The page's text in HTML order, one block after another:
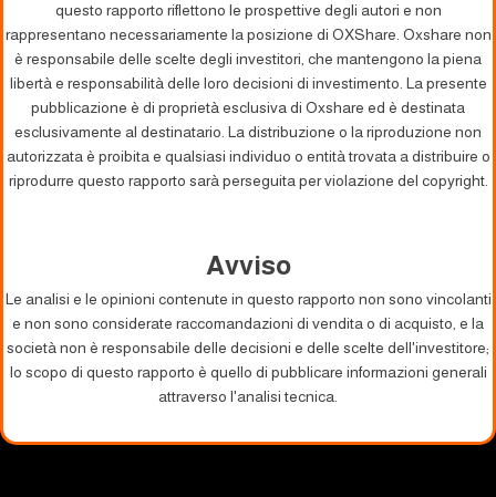
questo rapporto riflettono le prospettive degli autori e non
rappresentano necessariamente la posizione di OXShare. Oxshare non
è responsabile delle scelte degli investitori, che mantengono la piena
libertà e responsabilità delle loro decisioni di investimento. La presente
pubblicazione è di proprietà esclusiva di Oxshare ed è destinata
esclusivamente al destinatario. La distribuzione o la riproduzione non
autorizzata è proibita e qualsiasi individuo o entità trovata a distribuire o
riprodurre questo rapporto sarà perseguita per violazione del copyright.
Avviso
Le analisi e le opinioni contenute in questo rapporto non sono vincolanti
e non sono considerate raccomandazioni di vendita o di acquisto, e la
società non è responsabile delle decisioni e delle scelte dell'investitore;
lo scopo di questo rapporto è quello di pubblicare informazioni generali
attraverso l'analisi tecnica.